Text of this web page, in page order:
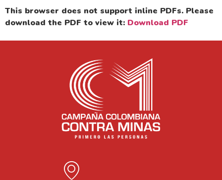
This browser does not support inline PDFs. Please
download the PDF to view it: Download PDF